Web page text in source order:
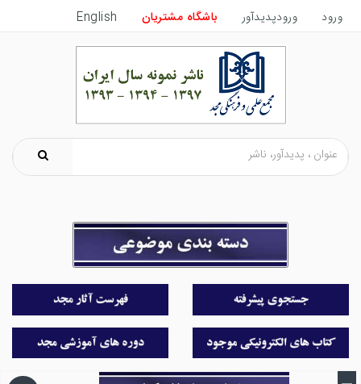
ورود ورودپدیدآور باشگاه مشتریان English